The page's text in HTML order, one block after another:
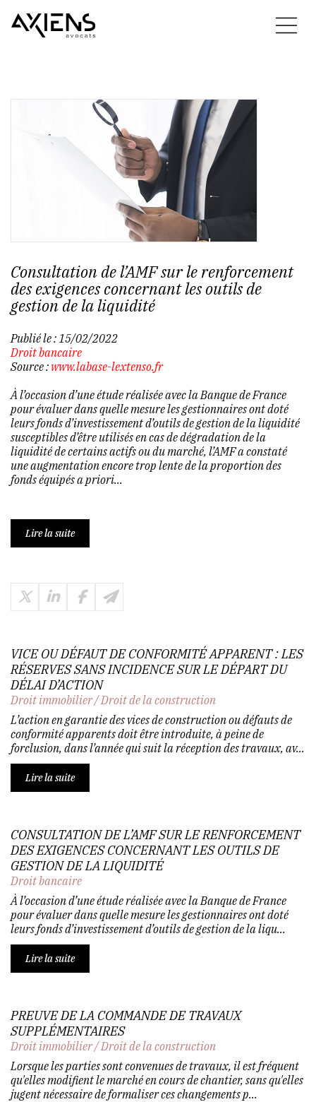
Consultation de l’AMF sur le renforcement
des exigences concernant les outils de
gestion de la liquidité
Publié le : 15/02/2022
Droit bancaire
Source : www.labase-lextenso.fr
À l’occasion d’une étude réalisée avec la Banque de France
pour évaluer dans quelle mesure les gestionnaires ont doté
leurs fonds d’investissement d’outils de gestion de la liquidité
susceptibles d’être utilisés en cas de dégradation de la
liquidité de certains actifs ou du marché, l’AMF a constaté
une augmentation encore trop lente de la proportion des
fonds équipés a priori...
Lire la suite
VICE OU DÉFAUT DE CONFORMITÉ APPARENT : LES
RÉSERVES SANS INCIDENCE SUR LE DÉPART DU
DÉLAI D’ACTION
Droit immobilier/Droit de la construction
L’action en garantie des vices de construction ou défauts de
conformité apparents doit être introduite, à peine de
forclusion, dans l’année qui suit la réception des travaux, av...
Lire la suite
CONSULTATION DE L’AMF SUR LE RENFORCEMENT
DES EXIGENCES CONCERNANT LES OUTILS DE
GESTION DE LA LIQUIDITÉ
Droit bancaire
À l’occasion d’une étude réalisée avec la Banque de France
pour évaluer dans quelle mesure les gestionnaires ont doté
leurs fonds d’investissement d’outils de gestion de la liqu...
Lire la suite
PREUVE DE LA COMMANDE DE TRAVAUX
SUPPLÉMENTAIRES
Droit immobilier/Droit de la construction
Lorsque les parties sont convenues de travaux, il est fréquent
qu'elles modifient le marché en cours de chantier, sans qu'elles
jugent nécessaire de formaliser ces changements p...